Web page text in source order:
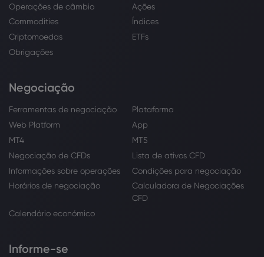
Operações de câmbio
Ações
Commodities
Índices
Criptomoedas
ETFs
Obrigações
Negociação
Ferramentas de negociação
Plataforma
Web Platform
App
MT4
MT5
Negociação de CFDs
Lista de ativos CFD
Informações sobre operações
Condições para negociação
Horários de negociação
Calculadora de Negociações
CFD
Calendário económico
Informe-se